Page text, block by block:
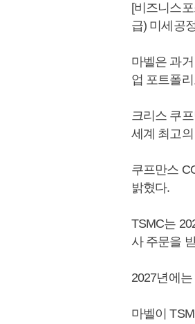
[비즈니스
급) 미세공
마벨은 과
업 포트폴
크리스 쿠
세계 최고
쿠프만스
밝혔다.
TSMC는
사 주문을
2027년에
마벨이